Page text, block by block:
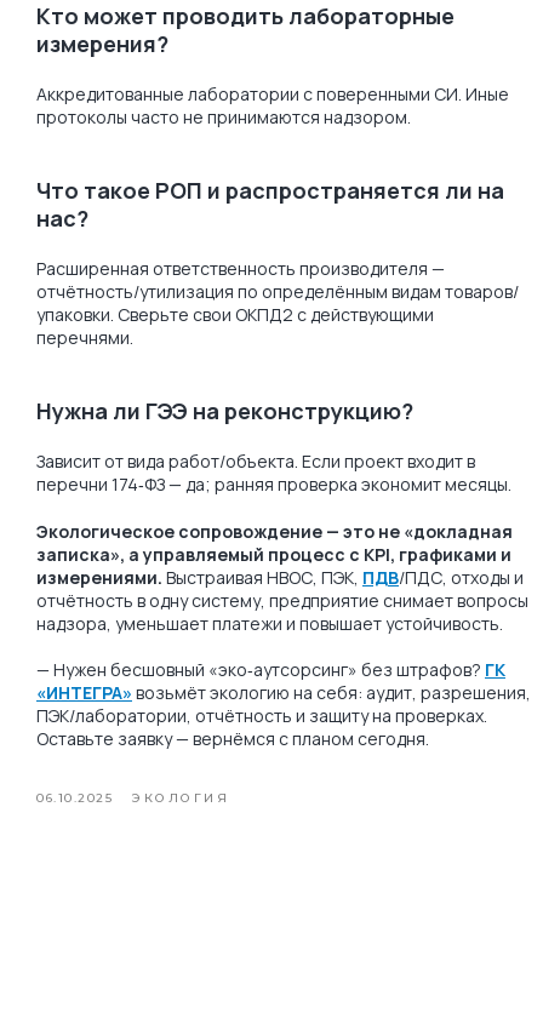
Кто может проводить лабораторные
измерения?
Аккредитованные лаборатории с поверенными СИ. Иные
протоколы часто не принимаются надзором.
Что такое РОП и распространяется ли на
нас?
Расширенная ответственность производителя —
отчётность/утилизация по определённым видам товаров/
упаковки. Сверьте свои ОКПД2 с действующими
перечнями.
Нужна ли ГЭЭ на реконструкцию?
Зависит от вида работ/объекта. Если проект входит в
перечни 174‑ФЗ — да; ранняя проверка экономит месяцы.
Экологическое сопровождение — это не «докладная
записка», а управляемый процесс с KPI, графиками и
измерениями. Выстраивая НВОС, ПЭК, ПДВ/ПДС, отходы и
отчётность в одну систему, предприятие снимает вопросы
надзора, уменьшает платежи и повышает устойчивость.
— Нужен бесшовный «эко‑аутсорсинг» без штрафов? ГК
«ИНТЕГРА» возьмёт экологию на себя: аудит, разрешения,
ПЭК/лаборатории, отчётность и защиту на проверках.
Оставьте заявку — вернёмся с планом сегодня.
06.10.2025 ЭКОЛОГИЯ